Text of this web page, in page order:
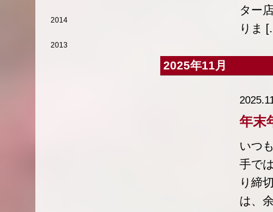
ター
りま
2025年11月
年末
いつ
手で
り締
は、
2014
2013